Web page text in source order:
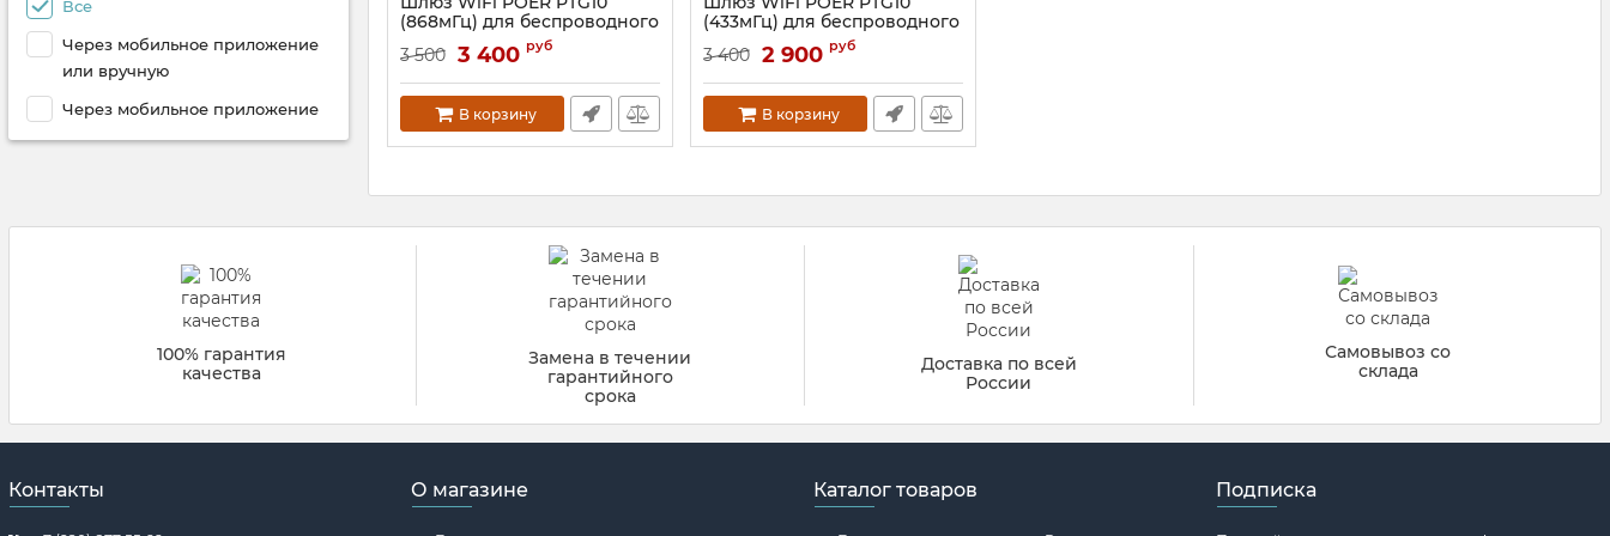
Все
Через мобильное приложение
или вручную
Через мобильное приложение
(868мГц) для беспроводного
комнатного термостата Poer
Артикул: ptg10-868
3 500 3 400 руб
В корзину
(433мГц) для беспроводного
комнатного термостата Poer
Артикул: ptg10-433
3 400 2 900 руб
В корзину
100% гарантия
качества
Замена в течении
гарантийного
срока
Доставка по всей
России
Самовывоз со
склада
Контакты О магазине Каталог товаров Подписка